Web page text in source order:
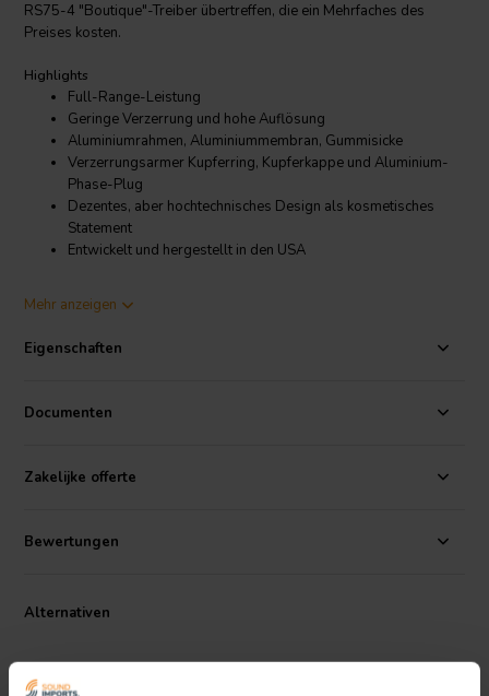
RS75-4 "Boutique"-Treiber übertreffen, die ein Mehrfaches des
Preises kosten.
Highlights
Full-Range-Leistung
Geringe Verzerrung und hohe Auflösung
Aluminiumrahmen, Aluminiummembran, Gummisicke
Verzerrungsarmer Kupferring, Kupferkappe und Aluminium-
Phase-Plug
Dezentes, aber hochtechnisches Design als kosmetisches
Statement
Entwickelt und hergestellt in den USA
Dayton Audio RS75-4 3" Referenz-Vollbereichstreiber 4 Ohm
der Hochleistungs-Lautsprechertreiber. Der RS75-4 verfügt über ein
Kupferkappe und einem Aluminium-Phasenstecker und übertrifft
damit "Boutique"-Treiber, die ein Vielfaches des Preises kosten.
Ansprechverhalten sorgen für außergewöhnliche Klarheit,
Detailtreue und Dynamik. Er verfügt über eine schwarz eloxierte
Gummisicke und goldene Anschlüsse.
Mehr anzeigen
Eigenschaften
Documenten
Zakelijke offerte
Bewertungen
Alternativen